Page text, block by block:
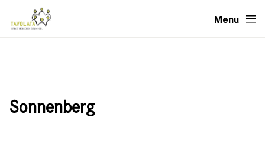
Menu
Sonnenberg